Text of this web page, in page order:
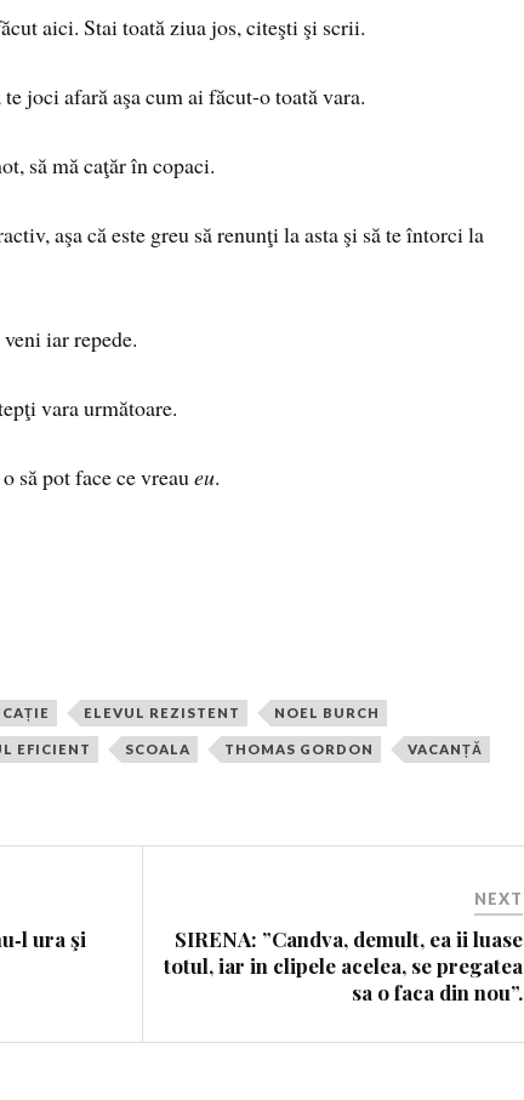
aici. Stai toată ziua jos, citeşti şi scrii.
joci afară aşa cum ai făcut-o toată vara.
să mă caţăr în copaci.
aşa că este greu să renunţi la asta şi să te întorci la
iar repede.
vara următoare.
să pot face ce vreaueu.
ELEVUL REZISTENT NOEL BURCH
EFICIENT SCOALA THOMAS GORDON VACANȚĂ
ura şi
NEXT
SIRENA: ”Candva, demult, ea ii luase
totul, iar in clipele acelea, se pregatea
sa o faca din nou”.